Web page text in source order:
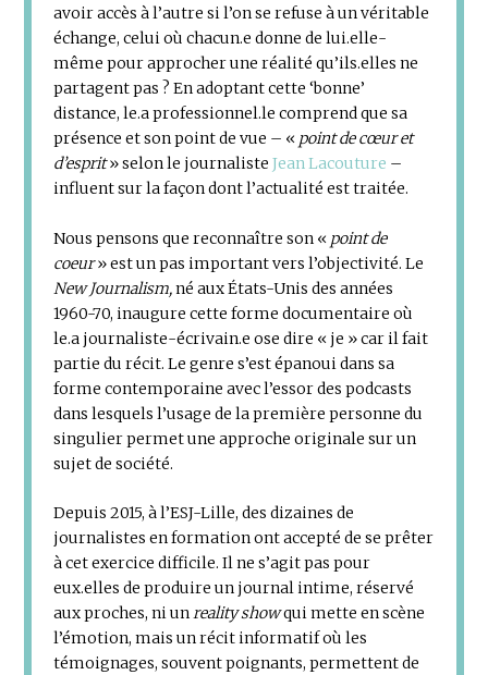
avoir accès à l’autre si l’on se refuse à un véritable
échange, celui où chacun.e donne de lui.elle-
même pour approcher une réalité qu’ils.elles ne
partagent pas ? En adoptant cette ‘bonne’
distance, le.a professionnel.le comprend que sa
présence et son point de vue – « point de cœur et
d’esprit» selon le journalisteJean Lacouture –
influent sur la façon dont l’actualité est traitée.
Nous pensons que reconnaître son « point de
coeur» est un pas important vers l’objectivité. Le
New Journalism,né aux États-Unis des années
1960-70, inaugure cette forme documentaire où
le.a journaliste-écrivain.e ose dire « je » car il fait
partie du récit. Le genre s’est épanoui dans sa
forme contemporaine avec l’essor des podcasts
dans lesquels l’usage de la première personne du
singulier permet une approche originale sur un
sujet de société.
Depuis 2015, à l’ESJ-Lille, des dizaines de
journalistes en formation ont accepté de se prêter
à cet exercice difficile. Il ne s’agit pas pour
eux.elles de produire un journal intime, réservé
aux proches, ni unreality showqui mette en scène
l’émotion, mais un récit informatif où les
témoignages, souvent poignants, permettent de